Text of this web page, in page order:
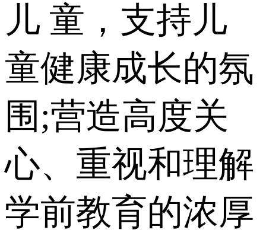
儿 童，支持儿
童健康成长的氛
围;营造高度关
心、重视和理解
学前教育的浓厚